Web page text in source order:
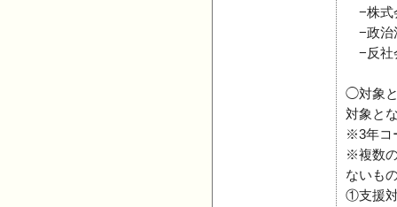
−株式
−政治
−反社
◯対象
対象と
※3年コ
※複数
ないも
①支援